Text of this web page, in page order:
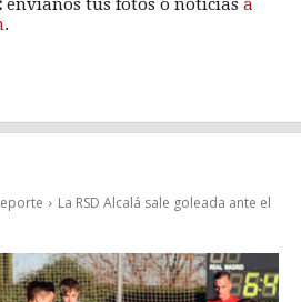
envíanos tus fotos o noticias a
.